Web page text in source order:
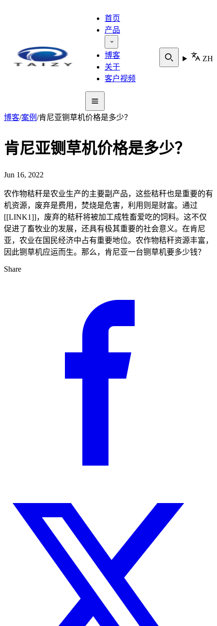
首页
产品
博客
关于
客户视频
ZH
博客/案例 /肯尼亚铡草机价格是多少？
肯尼亚铡草机价格是多少？
Jun 16, 2022
农作物秸秆是农业生产的主要副产品，这些秸秆也是重要的有
机资源，废弃是费用，焚烧是危害，利用则是财富。通过
[[LINK1]]，废弃的秸秆将被加工成牲畜爱吃的饲料。这不仅
促进了畜牧业的发展，还具有极其重要的社会意义。在肯尼
亚，农业在国民经济中占有重要地位。农作物秸秆资源丰富，
因此铡草机应运而生。那么，肯尼亚一台铡草机要多少钱？
Share